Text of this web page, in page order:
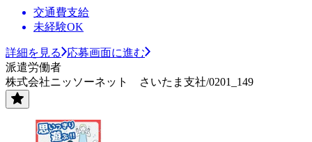
交通費支給
未経験OK
詳細を見る
応募画面に進む
派遣労働者
株式会社ニッソーネット さいたま支社/0201_149